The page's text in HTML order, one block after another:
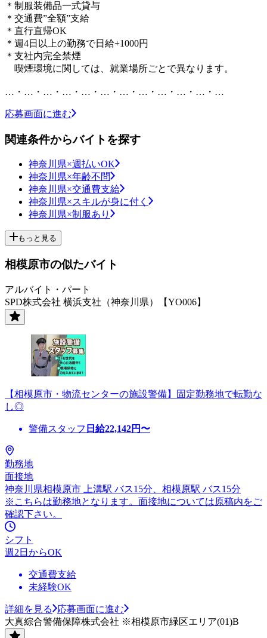
＊制服装備品一式貸与
＊交通費”全額”支給
＊直行直帰OK
＊週4日以上の勤務で日給+1000円
＊支社内完全禁煙
喫煙環境に関しては、就業場所ごとで異なります。
…・…・…・…・…・…・…・…・…・…・…・…
応募画面に進む
関連条件からバイトを探す
神奈川県×週払いOK
神奈川県×年齢不問
神奈川県×交通費支給
神奈川県×スキルが身に付く
神奈川県×制服あり
もっと見る
相模原市の似たバイト
アルバイト・パート
SPD株式会社 横浜支社（神奈川県）【YO006】
【相模原市・物流センターの施設警備】固定勤務地で転勤な
し◎
警備スタッフ 日給22,142円〜
勤務地
面接地
神奈川県相模原市 上溝駅 バス15分、相模原駅 バス15分
※こちらは勤務地となります。面接地については原稿内をご
確認下さい。
シフト
週2日からOK
交通費支給
未経験OK
詳細を見る
応募画面に進む
大真綜合警備保障株式会社 ※相模原市緑区エリア(01)B